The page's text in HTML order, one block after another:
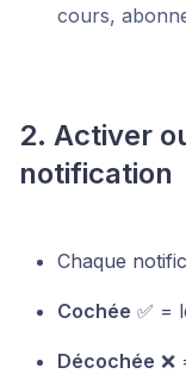
cours,
2. Activer
notification
Chaque
Cochée ✅ =
Décochée ❌